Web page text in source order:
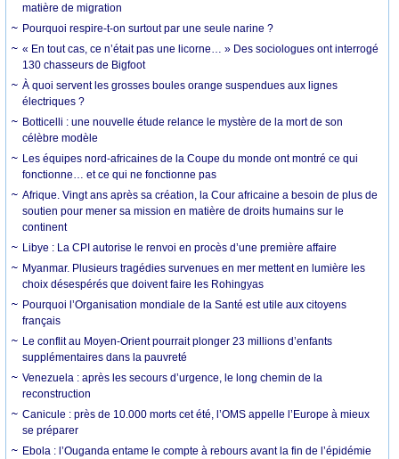
matière de migration
Pourquoi respire-t-on surtout par une seule narine ?
« En tout cas, ce n’était pas une licorne… » Des sociologues ont interrogé
130 chasseurs de Bigfoot
À quoi servent les grosses boules orange suspendues aux lignes
électriques ?
Botticelli : une nouvelle étude relance le mystère de la mort de son
célèbre modèle
Les équipes nord-africaines de la Coupe du monde ont montré ce qui
fonctionne… et ce qui ne fonctionne pas
Afrique. Vingt ans après sa création, la Cour africaine a besoin de plus de
soutien pour mener sa mission en matière de droits humains sur le
continent
Libye : La CPI autorise le renvoi en procès d’une première affaire
Myanmar. Plusieurs tragédies survenues en mer mettent en lumière les
choix désespérés que doivent faire les Rohingyas
Pourquoi l’Organisation mondiale de la Santé est utile aux citoyens
français
Le conflit au Moyen-Orient pourrait plonger 23 millions d’enfants
supplémentaires dans la pauvreté
Venezuela : après les secours d’urgence, le long chemin de la
reconstruction
Canicule : près de 10.000 morts cet été, l’OMS appelle l’Europe à mieux
se préparer
Ebola : l’Ouganda entame le compte à rebours avant la fin de l’épidémie